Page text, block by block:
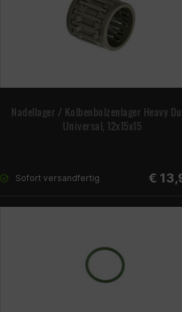
Nadellager / Kolbenbolzenlager Heavy
Universal, 12x15x15
Sofort versandfertig €